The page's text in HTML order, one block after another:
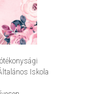
Iskola